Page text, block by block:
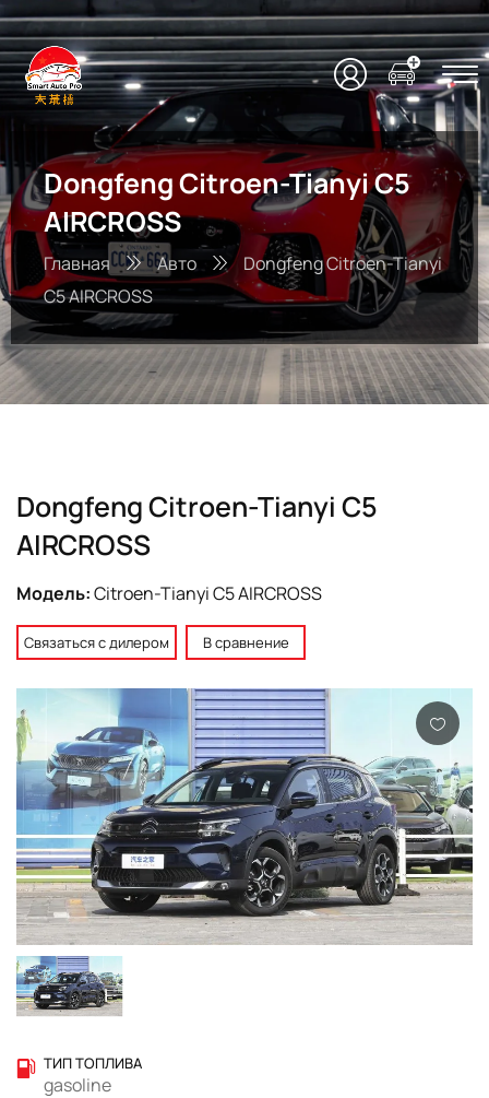
Dongfeng Citroen-Tianyi C5
AIRCROSS
Главная Авто
Dongfeng Citroen-Tianyi
C5 AIRCROSS
Dongfeng Citroen-Tianyi C5
AIRCROSS
Модель:Citroen-Tianyi C5 AIRCROSS
Связаться с дилером В сравнение
ТИП ТОПЛИВА
gasoline